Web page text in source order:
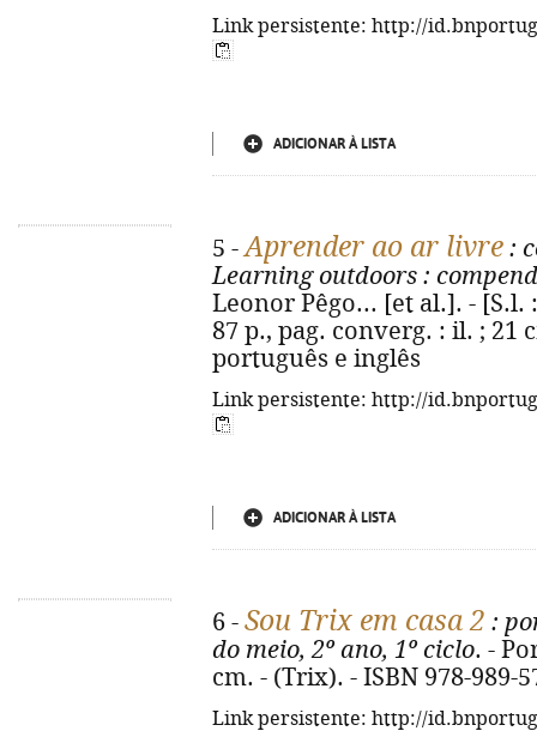
Link persistente: http://
ADICIONAR À LISTA
5 -Aprender ao ar livre :
Learning outdoors :
Leonor Pêgo... [et al.]. - [S.l.
87 p., pag. converg. : il. ; 21
português e inglês
Link persistente: http://
ADICIONAR À LISTA
6 - Sou Trix em casa 2 :
do meio, 2º ano, 1º ciclo. -
cm. - (Trix). - ISBN 978-989-
Link persistente: http://